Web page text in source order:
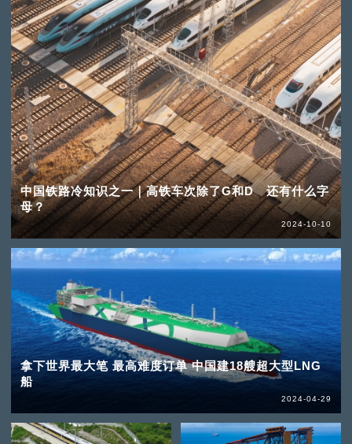
中国铁路冷知识之一｜高铁车次除了G和D 还有什么字
母？
2024-10-10
拿下世界最大笔 最高难度订单 中国建18艘超大型LNG
船
2024-04-29